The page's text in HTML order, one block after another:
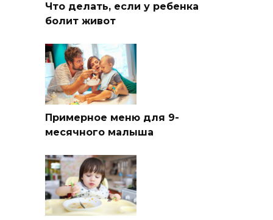
Что делать, если у ребенка
болит живот
Примерное меню для 9-
месячного малыша